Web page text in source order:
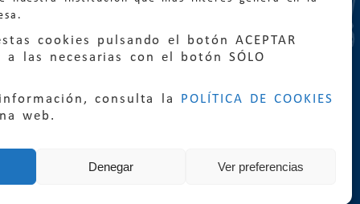
cookies pulsando el botón ACEPTAR
a las necesarias con el botón SÓLO
consulta la
POLÍTICA DE COOKIES
web.
Denegar Ver preferencias
Declaración de accesibilidad|Perfil del
|
Mapa web